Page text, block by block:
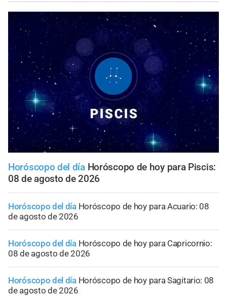
Horóscopo del día Horóscopo de hoy para Piscis:
08 de agosto de 2026
Horóscopo del día Horóscopo de hoy para Acuario: 08
de agosto de 2026
Horóscopo del día Horóscopo de hoy para Capricornio:
08 de agosto de 2026
Horóscopo del día Horóscopo de hoy para Sagitario: 08
de agosto de 2026